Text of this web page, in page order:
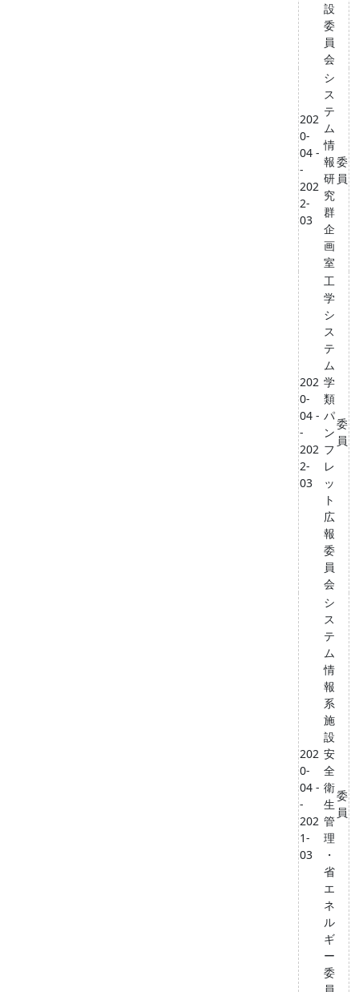
設
委
員
会
202
0-
04 -
-
202
2-
03
シ
ス
テ
ム
情
報
研
究
群
企
画
室
委
員
202
0-
04 -
-
202
2-
03
工
学
シ
ス
テ
ム
学
類
パ
ン
フ
レ
ッ
ト
広
報
委
員
会
委
員
202
0-
04 -
-
202
1-
03
シ
ス
テ
ム
情
報
系
施
設
安
全
衛
生
管
理
・
省
エ
ネ
ル
ギ
ー
委
委
員